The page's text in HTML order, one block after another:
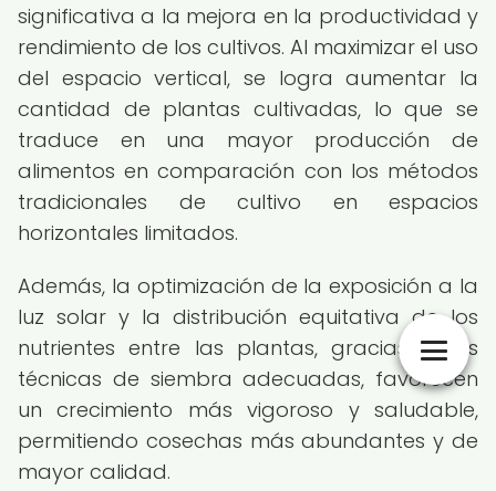
significativa a la mejora en la productividad y
rendimiento de los cultivos. Al maximizar el uso
del espacio vertical, se logra aumentar la
cantidad de plantas cultivadas, lo que se
traduce en una mayor producción de
alimentos en comparación con los métodos
tradicionales de cultivo en espacios
horizontales limitados.
Además, la optimización de la exposición a la
luz solar y la distribución equitativa de los
nutrientes entre las plantas, gracias a las
técnicas de siembra adecuadas, favorecen
un crecimiento más vigoroso y saludable,
permitiendo cosechas más abundantes y de
mayor calidad.